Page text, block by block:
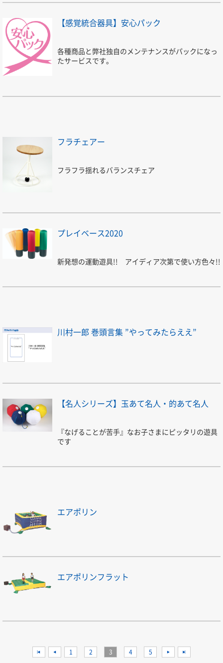
【感覚統合器具】安心パック
各種商品と弊社独自のメンテナンスがパックになっ
たサービスです。
フラチェアー
フラフラ揺れるバランスチェア
プレイベース2020
新発想の運動遊具!! アイディア次第で使い方色々!!
川村一郎 巻頭言集 ”やってみたらええ”
【名人シリーズ】玉あて名人・的あて名人
『なげることが苦手』なお子さまにピッタリの遊具
です
エアポリン
エアポリンフラット
1 2 3 4 5